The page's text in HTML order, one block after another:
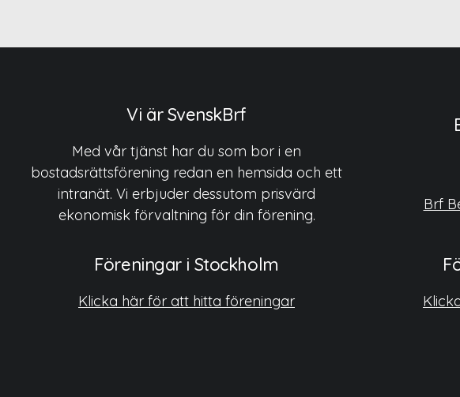
Vi är SvenskBrf
Med vår tjänst har du som bor i en
bostadsrättsförening redan en hemsida och ett
intranät. Vi erbjuder dessutom prisvärd
ekonomisk förvaltning för din förening.
Brf
Föreningar i Stockholm
Klicka här för att hitta föreningar